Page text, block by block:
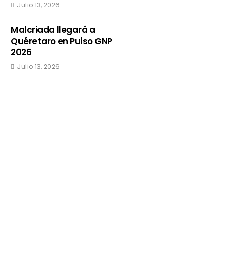
Julio 13, 2026
Malcriada llegará a
Quéretaro en Pulso GNP
2026
Julio 13, 2026